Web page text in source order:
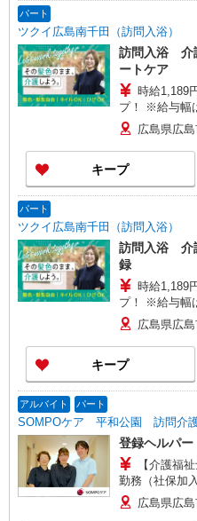
パート
ツクイ広島南千田（訪問入浴）
訪問入浴 介
ートケア
時給1,189円〜1,219円
プ！ ※給与幅
広島県広
キープ
パート
ツクイ広島南千田（訪問入浴）
訪問入浴 介
録
時給1,189円〜1,219円
プ！ ※給与幅
広島県広
キープ
アルバイト パート
SOMPOケア 平和公園 訪問介
登録ヘルパー
【介護福祉士】 時給1,590円 ◎
勤務（社保加入
祝日：時給1,890円〜 【実務者
（ヘルパー1級・2級）】 時
広島県広